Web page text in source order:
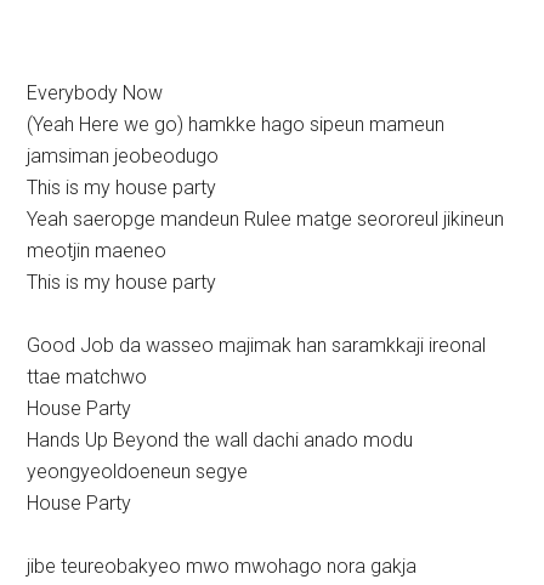
Everybody Now
(Yeah Here we go) hamkke hago sipeun mameun
jamsiman jeobeodugo
This is my house party
Yeah saeropge mandeun Rulee matge seororeul jikineun
meotjin maeneo
This is my house party
Good Job da wasseo majimak han saramkkaji ireonal
ttae matchwo
House Party
Hands Up Beyond the wall dachi anado modu
yeongyeoldoeneun segye
House Party
jibe teureobakyeo mwo mwohago nora gakja